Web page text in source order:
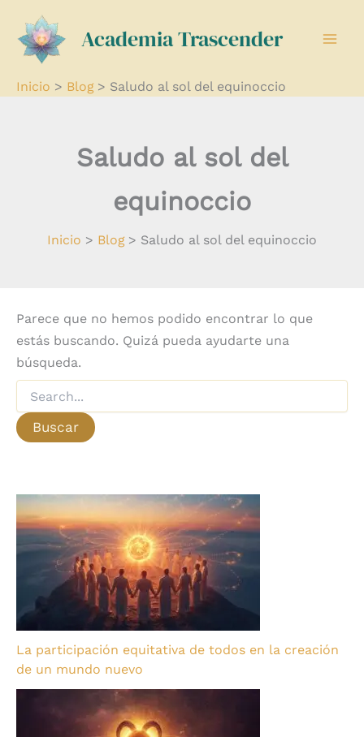
contenido
Academia Trascender
Inicio Blog Saludo al sol del equinoccio
Saludo al sol del
equinoccio
Inicio Blog Saludo al sol del equinoccio
Parece que no hemos podido encontrar lo que
estás buscando. Quizá pueda ayudarte una
búsqueda.
por:
La participación equitativa de todos en la creación
de un mundo nuevo